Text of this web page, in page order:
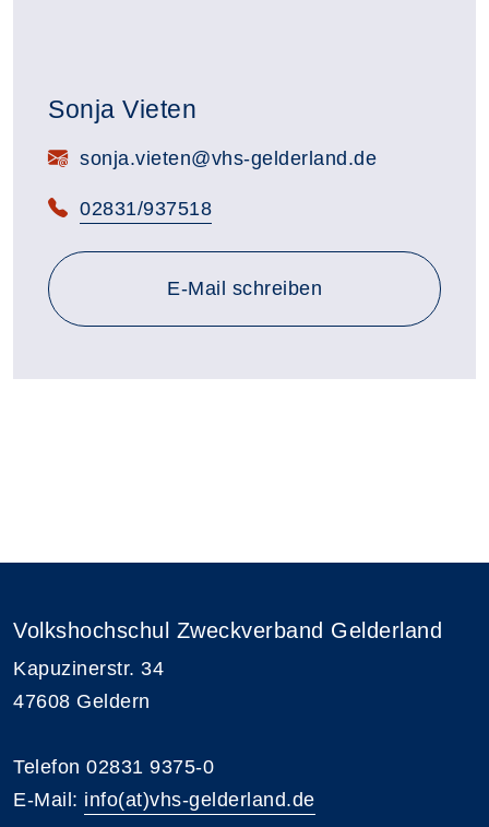
Sonja Vieten
E-Mail:sonja.vieten@vhs-gelderland.de
Telefon:
02831/937518
E-Mail schreiben
Volkshochschul Zweckverband Gelderland
Kapuzinerstr. 34
47608 Geldern
Telefon 02831 9375-0
E-Mail: info(at)vhs-gelderland.de